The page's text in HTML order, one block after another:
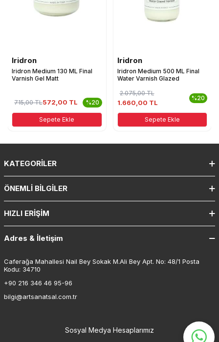
Iridron
Iridron Medium 130 ML Final
Varnish Gel Matt
572,00 TL
715,00TL %20
Sepete Ekle
Iridron
Iridron Medium 500 ML Final
Water Varnish Glazed
1.660,00 TL
2.075,00TL
%20
Sepete Ekle
KATEGORILER
ÖNEMLI BILGILER
HIZLI ERIŞIM
Adres & İletişim
Caferağa Mahallesi Nail Bey Sokak M.Ali Bey Apt. No: 48/1 Posta
Kodu: 34710
+90 216 346 46 95-96
bilgi@artsanatsal.com.tr
Sosyal Medya Hesaplarımız